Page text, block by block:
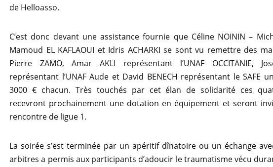
de Helloasso.
C’est donc devant une assistance fournie que Céline NOININ –
Mamoud EL KAFLAOUI et Idris ACHARKI se sont vu remettre des
Pierre ZAMO, Amar AKLI représentant l’UNAF OCCITANIE,
représentant l’UNAF Aude et David BENECH représentant le SAFE
3000 € chacun. Très touchés par cet élan de solidarité ces
recevront prochainement une dotation en équipement et seront
rencontre de ligue 1.
La soirée s’est terminée par un apéritif dînatoire ou un échange
arbitres a permis aux participants d’adoucir le traumatisme vécu